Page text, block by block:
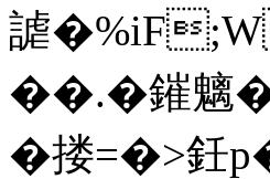
謔
��.�鏙
�搂=�>